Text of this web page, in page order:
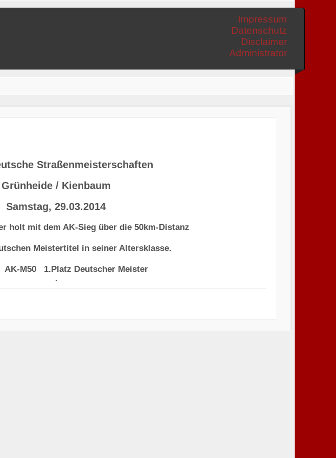
Impressum
Datenschutz
Disclaimer
Administrator
Straßenmeisterschaften
Grünheide / Kienbaum
Samstag, 29.03.2014
holt mit dem AK-Sieg über die 50km-Distanz
Meistertitel in seiner Altersklasse.
AK-M50 1.Platz Deutscher Meister